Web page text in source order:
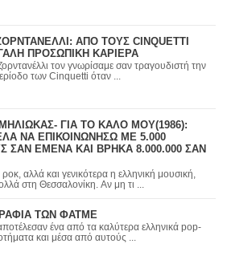
ΑΠΟ ΤΟΥΣ CINQUETTI
ΠΡΟΣΩΠΙΚΗ ΚΑΡΙΕΡΑ
σαν τραγουδιστή την
των Cinquetti όταν ...
ΓΙΑ ΤΟ ΚΑΛΟ ΜΟΥ(1986):
ΝΑ ΕΠΙΚΟΙΝΩΝΗΣΩ ΜΕ 5.000
ΚΑΙ ΒΡΗΚΑ 8.000.000 ΣΑΝ
αλλά και γενικότερα η ελληνική μουσική,
στη Θεσσαλονίκη. Αν μη τι ...
ΤΩΝ ΦΑΤΜΕ
ένα από τα καλύτερα ελληνικά pop-
και μέσα από αυτούς ...